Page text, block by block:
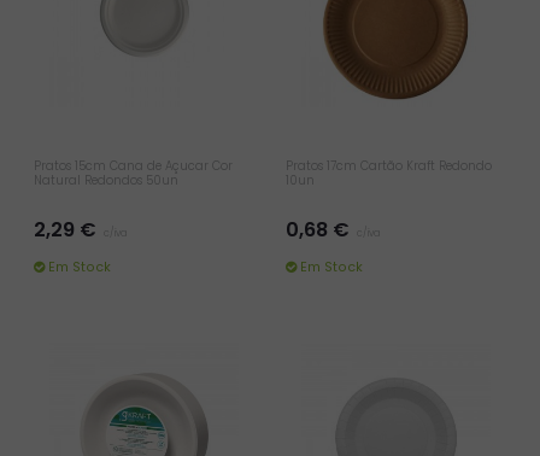
Pratos 15cm Cana de Açucar Cor
Natural Redondos 50un
2,29 €
Em Stock
Pratos 17cm Cartão Kraft Redondo
10un
0,68 €
Em Stock